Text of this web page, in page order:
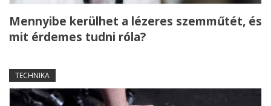
Mennyibe kerülhet a lézeres szemműtét, és
mit érdemes tudni róla?
TECHNIKA